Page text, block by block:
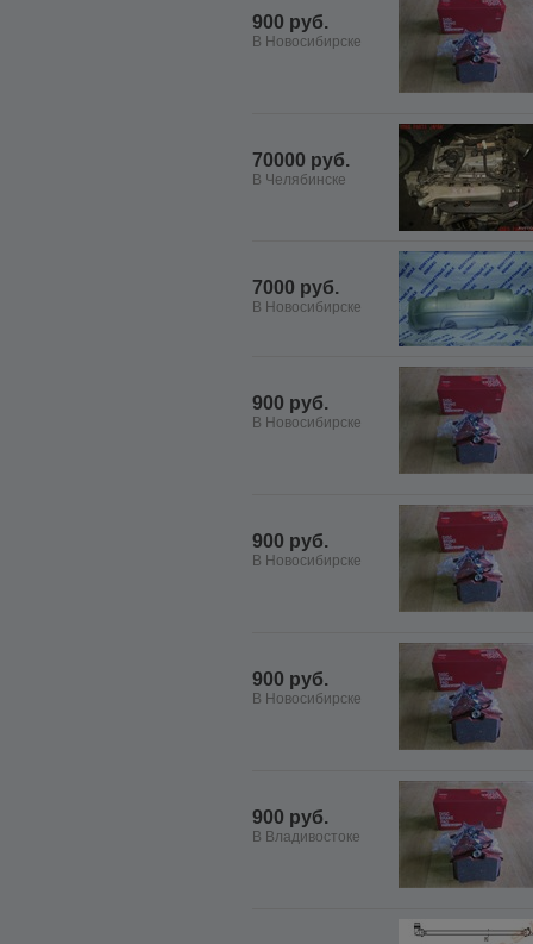
900 руб.
В Новосибирске
70000 руб.
В Челябинске
7000 руб.
В Новосибирске
900 руб.
В Новосибирске
900 руб.
В Новосибирске
900 руб.
В Новосибирске
900 руб.
В Владивостоке